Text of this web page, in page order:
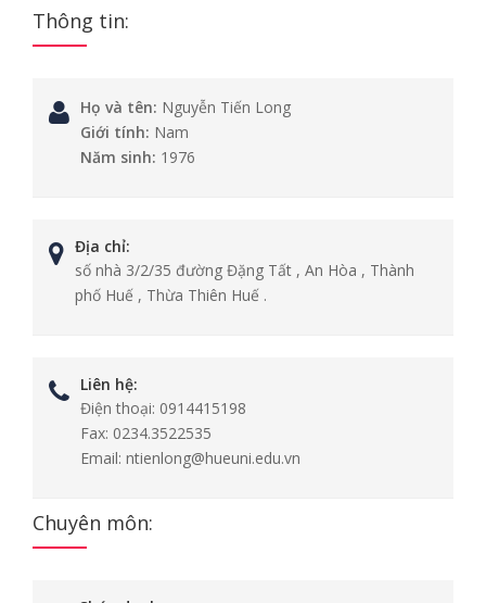
Thông tin:
Họ và tên: Nguyễn Tiến Long
Giới tính: Nam
Năm sinh: 1976
Địa chỉ:
số nhà 3/2/35 đường Đặng Tất , An Hòa , Thành
phố Huế , Thừa Thiên Huế .
Liên hệ:
Điện thoại: 0914415198
Fax: 0234.3522535
Email: ntienlong@hueuni.edu.vn
Chuyên môn: